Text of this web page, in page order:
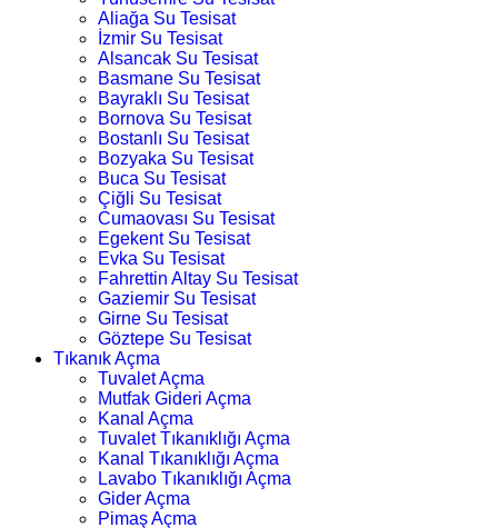
Aliağa Su Tesisat
İzmir Su Tesisat
Alsancak Su Tesisat
Basmane Su Tesisat
Bayraklı Su Tesisat
Bornova Su Tesisat
Bostanlı Su Tesisat
Bozyaka Su Tesisat
Buca Su Tesisat
Çiğli Su Tesisat
Cumaovası Su Tesisat
Egekent Su Tesisat
Evka Su Tesisat
Fahrettin Altay Su Tesisat
Gaziemir Su Tesisat
Girne Su Tesisat
Göztepe Su Tesisat
Tıkanık Açma
Tuvalet Açma
Mutfak Gideri Açma
Kanal Açma
Tuvalet Tıkanıklığı Açma
Kanal Tıkanıklığı Açma
Lavabo Tıkanıklığı Açma
Gider Açma
Pimaş Açma